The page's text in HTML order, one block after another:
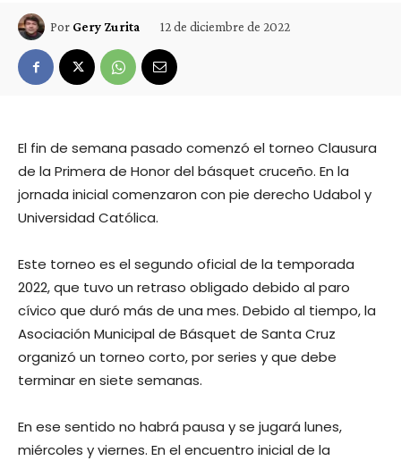
Por Gery Zurita 12 de diciembre de 2022
El fin de semana pasado comenzó el torneo Clausura
de la Primera de Honor del básquet cruceño. En la
jornada inicial comenzaron con pie derecho Udabol y
Universidad Católica.
Este torneo es el segundo oficial de la temporada
2022, que tuvo un retraso obligado debido al paro
cívico que duró más de una mes. Debido al tiempo, la
Asociación Municipal de Básquet de Santa Cruz
organizó un torneo corto, por series y que debe
terminar en siete semanas.
En ese sentido no habrá pausa y se jugará lunes,
miércoles y viernes. En el encuentro inicial de la